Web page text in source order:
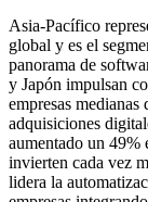
Asia-Pacífico
global y es el
panorama de
y Japón impulsan
empresas medianas
adquisiciones
aumentado un 49%
invierten cada vez
lidera la